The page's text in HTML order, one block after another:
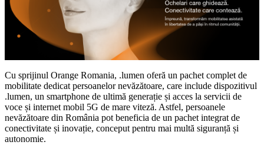
Cu sprijinul Orange Romania, .lumen oferă un pachet complet de
mobilitate dedicat persoanelor nevăzătoare, care include dispozitivul
.lumen, un smartphone de ultimă generație și acces la servicii de
voce și internet mobil 5G de mare viteză. Astfel, persoanele
nevăzătoare din România pot beneficia de un pachet integrat de
conectivitate și inovație, conceput pentru mai multă siguranță și
autonomie.